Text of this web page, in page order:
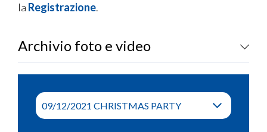
TORNA A TRAVELQUOTIDIANO
la Registrazione.
Archivio foto e video